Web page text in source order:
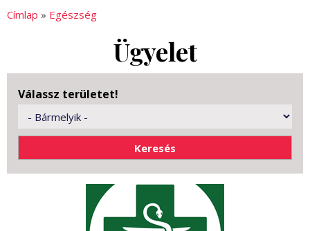
Címlap » Egészség
Ügyelet
Válassz területet!